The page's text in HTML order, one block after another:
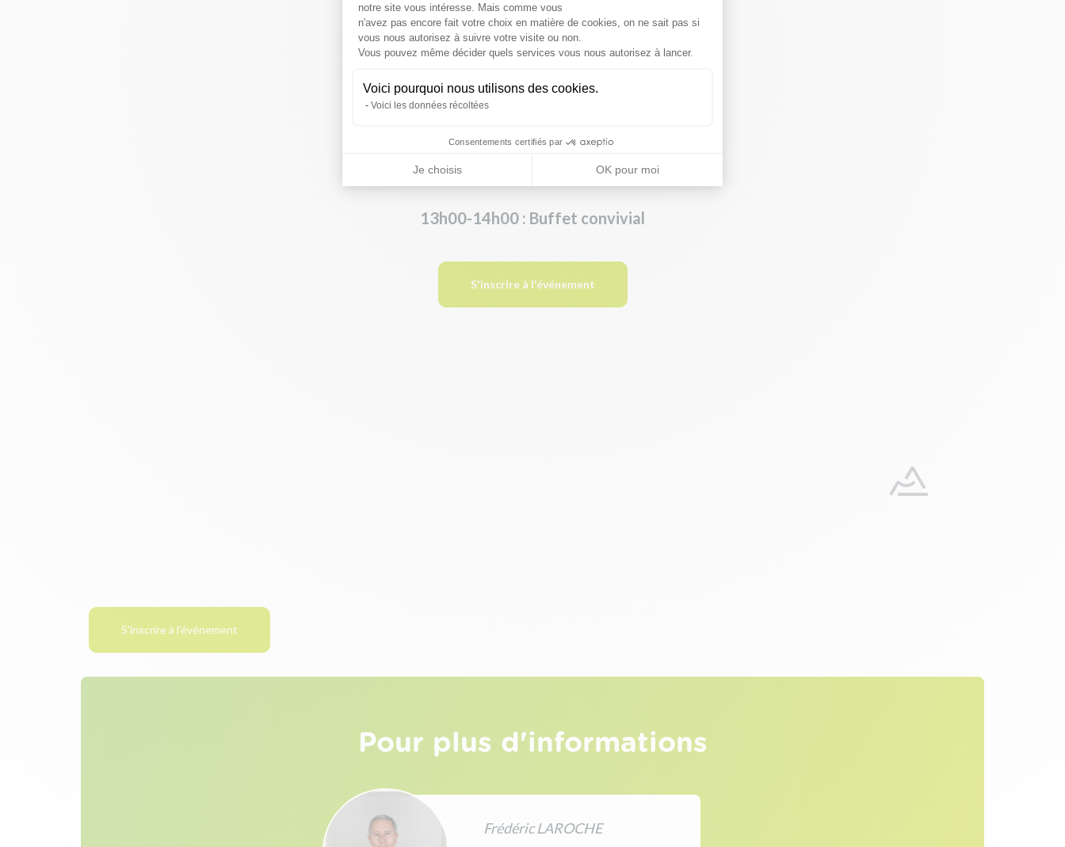
notre site vous intéresse. Mais comme vous
n'avez pas encore fait votre choix en matière de cookies, on ne sait pas si
vous nous autorisez à suivre votre visite ou non.
Vous pouvez même décider quels services vous nous autorisez à lancer.
Voici pourquoi nous utilisons des cookies.
Voici les données récoltées
Consentements certifiés par
Je choisis OK pour moi
Axeptio consent
PROGRAMME
8h30-9h00 : Accueil
13h00-14h00 : Buffet convivial
S'inscrire à l'événement
S'inscrire à l'événement
Pour plus d'informations
Frédéric LAROCHE